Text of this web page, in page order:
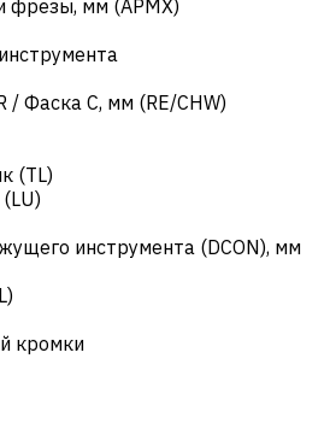
фрезы, мм (APMX)
/ Фаска C, мм (RE/CHW)
(TL)
инструмента (DCON), мм
кромки